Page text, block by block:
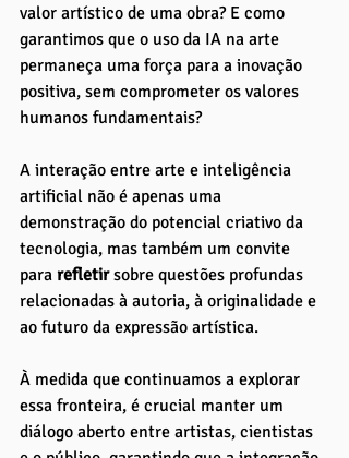
valor artístico de uma obra? E como
garantimos que o uso da IA na arte
permaneça uma força para a inovação
positiva, sem comprometer os valores
humanos fundamentais?
A interação entre arte e inteligência
artificial não é apenas uma
demonstração do potencial criativo da
tecnologia, mas também um convite
para refletir sobre questões profundas
relacionadas à autoria, à originalidade e
ao futuro da expressão artística.
À medida que continuamos a explorar
essa fronteira, é crucial manter um
diálogo aberto entre artistas, cientistas